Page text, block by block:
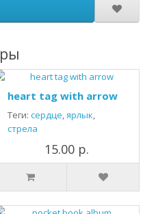
heart tag with arrow
Теги: сердце,ярлык,
стрела
15.00 р.